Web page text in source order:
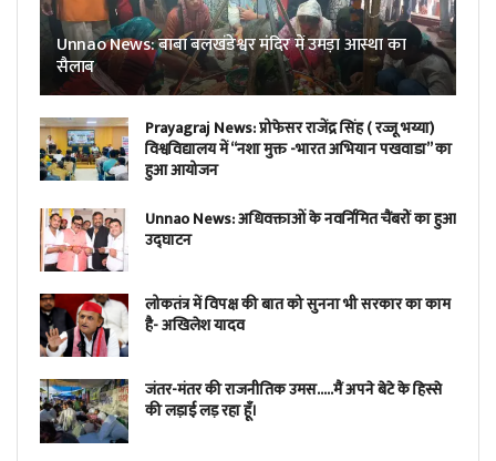
Unnao News: बाबा बलखंडेश्वर मंदिर में उमड़ा आस्था का
सैलाब
Prayagraj News: प्रोफेसर राजेंद्र सिंह ( रज्जू भय्या)
विश्वविद्यालय में “नशा मुक्त -भारत अभियान पखवाडा” का
हुआ आयोजन
Unnao News: अधिवक्ताओं के नवर्निमित चैंबरों का हुआ
उद्घाटन
लोकतंत्र में विपक्ष की बात को सुनना भी सरकार का काम
है- अखिलेश यादव
जंतर-मंतर की राजनीतिक उमस…..मैं अपने बेटे के हिस्से
की लड़ाई लड़ रहा हूँ।